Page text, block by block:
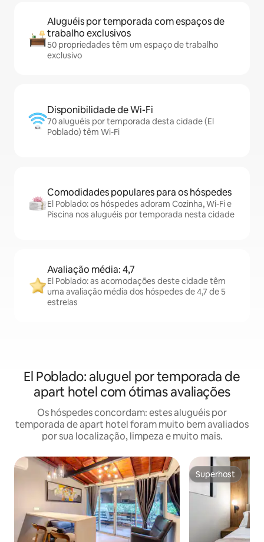
Aluguéis por temporada com espaços de
trabalho exclusivos
50 propriedades têm um espaço de trabalho
exclusivo
Disponibilidade de Wi-Fi
70 aluguéis por temporada desta cidade (El
Poblado) têm Wi-Fi
Comodidades populares para os hóspedes
El Poblado: os hóspedes adoram Cozinha, Wi-Fi e
Piscina nos aluguéis por temporada nesta cidade
Avaliação média: 4,7
El Poblado: as acomodações deste cidade têm
uma avaliação média dos hóspedes de 4,7 de 5
estrelas
El Poblado: aluguel por temporada de
apart hotel com ótimas avaliações
Os hóspedes concordam: estes aluguéis por
temporada de apart hotel foram muito bem avaliados
por sua localização, limpeza e muito mais.
Superhost
Superhost